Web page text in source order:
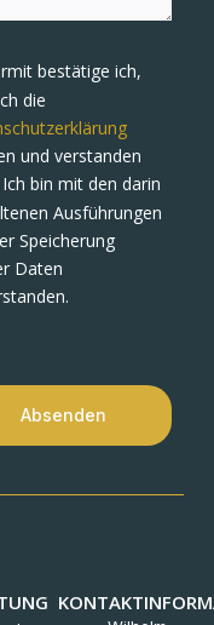
bestätige ich,
die
und verstanden
bin mit den darin
Ausführungen
Speicherung
Daten
Absenden